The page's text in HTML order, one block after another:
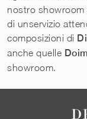
nostro showroom
di unservizio
composizioni di
anche quelle
showroom.